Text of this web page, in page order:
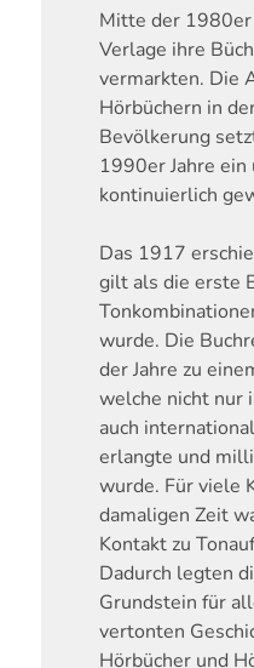
Mitte der 1980er
Verlage ihre
vermarkten. Die
Hörbüchern in
Bevölkerung
1990er Jahre
kontinuierlich
Das 1917
gilt als die erste
wurde. Die
der Jahre zu
welche nicht nur
auch
erlangte und
wurde. Für viele
damaligen Zeit
Kontakt zu
Dadurch legten
Grundstein für
vertonten
Hörbücher und